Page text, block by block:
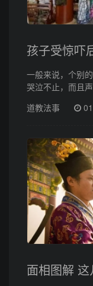
孩子受惊吓
一般来说，个别
哭泣不止，而且
道教法事
面相图解